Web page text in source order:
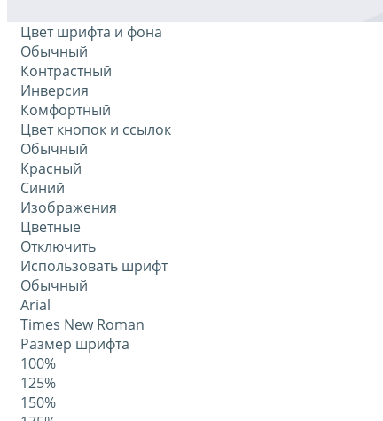
Цвет шрифта и фона
Обычный
Контрастный
Инверсия
Комфортный
Цвет кнопок и ссылок
Обычный
Красный
Синий
Изображения
Цветные
Отключить
Использовать шрифт
Обычный
Arial
Times New Roman
Размер шрифта
100%
125%
150%